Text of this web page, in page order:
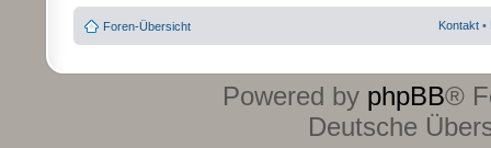
Foren-Übersicht Kontakt •
Powered by phpBB®
Deutsche